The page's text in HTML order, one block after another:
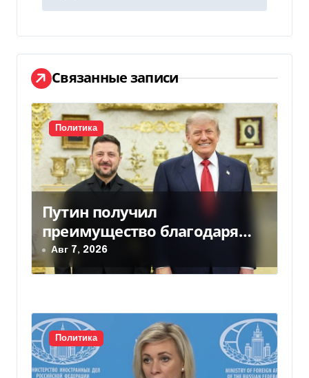
а
ц
и
я
п
о
з
а
п
и
с
я
Связанные записи
Политика
Путин получил
преимущество благодаря
действиям США
Авг 7, 2026
Политика